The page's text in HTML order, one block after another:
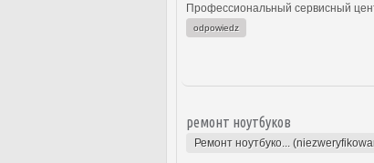
Профессиональный сервисный
odpowiedz
ремонт ноутбуков
Ремонт ноутбуко...